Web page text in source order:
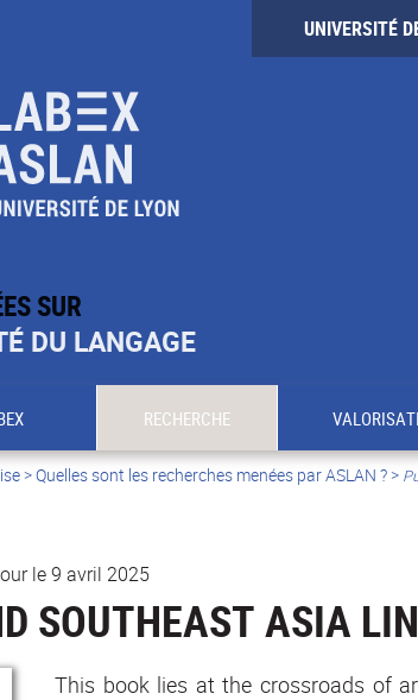
SUR
DU LANGAGE
UNIVERSITÉ
RECHERCHE
>Quelles sont les recherches menées par ASLAN ?>
le 9 avril 2025
SOUTHEAST ASIA
This book lies at the crossroads of